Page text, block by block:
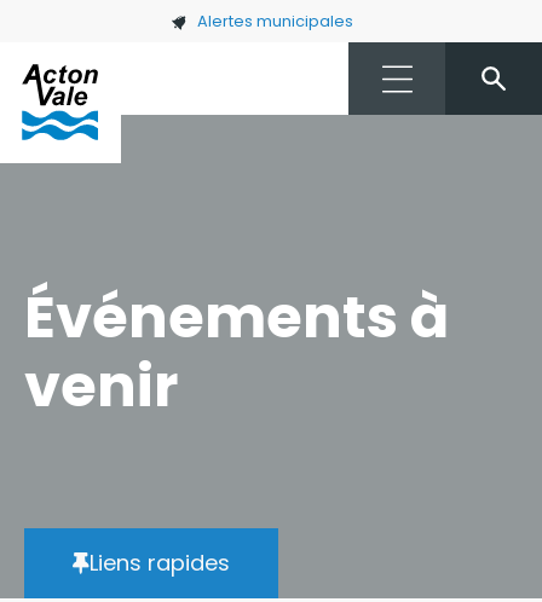
Skip to main content Alertes municipales
Événements à
venir
Liens rapides